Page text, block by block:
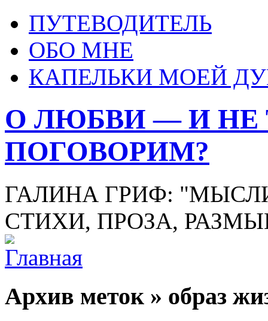
ПУТЕВОДИТЕЛЬ
ОБО МНЕ
КАПЕЛЬКИ МОЕЙ
О ЛЮБВИ — И НЕ
ПОГОВОРИМ?
ГАЛИНА ГРИФ:
СТИХИ, ПРОЗА,
Архив меток » образ